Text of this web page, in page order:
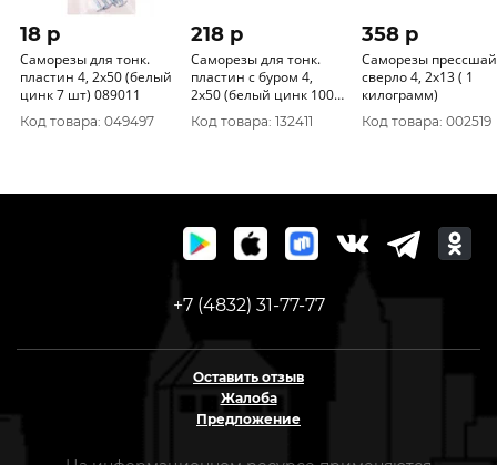
18 p
Саморезы для тонк.
пластин 4, 2x50 (белый
цинк 7 шт) 089011
Код товара: 049497
218 p
Саморезы для тонк.
пластин с буром 4,
2x50 (белый цинк 100
шт)
Код товара: 132411
358 p
Саморезы
сверло 4, 2х13 ( 1
килограмм)
Код товара: 002519
+7 (4832) 31-77-77
Оставить отзыв
Жалоба
Предложение